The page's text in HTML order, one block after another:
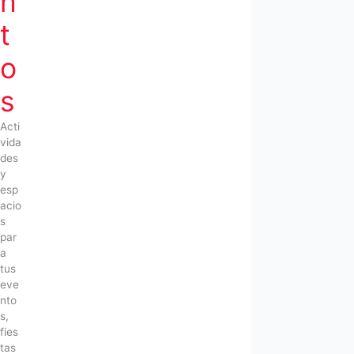
t
o
s
Acti
vida
des
y
esp
acio
s
par
a
tus
eve
nto
s,
fies
tas